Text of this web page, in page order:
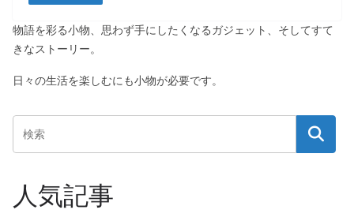
物語を彩る小物、思わず手にしたくなるガジェット、そしてすて
きなストーリー。
日々の生活を楽しむにも小物が必要です。
人気記事